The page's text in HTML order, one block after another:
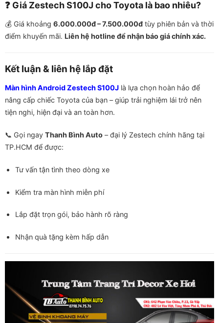
❓ Giá Zestech S100J cho Toyota là bao nhiêu?
💰 Giá khoảng 6.000.000đ – 7.500.000đ tùy phiên bản và thời
điểm khuyến mãi. Liên hệ hotline để nhận báo giá chính xác.
Kết luận & liên hệ lắp đặt
Màn hình Android Zestech S100J là lựa chọn hoàn hảo để
nâng cấp chiếc Toyota của bạn – giúp trải nghiệm lái trở nên
tiện nghi, hiện đại và an toàn hơn.
📞 Gọi ngay Thanh Bình Auto – đại lý Zestech chính hãng tại
TP.HCM để được:
Tư vấn tận tình theo dòng xe
Kiểm tra màn hình miễn phí
Lắp đặt trọn gói, bảo hành rõ ràng
Nhận quà tặng kèm hấp dẫn